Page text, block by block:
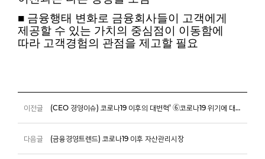
■ 금융행태 변화로 금융회사들이 고객에게
제공할 수 있는 가치의 중심점이 이동함에
따라 고객경험의 관점을 제고할 필요
이전글 (CEO 경영이슈) 코로나19 이후의 대변혁’ ⑥코로나19 위기에 대응한 글로벌 금융규제의 방향
다음글 (금융경영트렌드) 코로나19 이후 자산관리시장